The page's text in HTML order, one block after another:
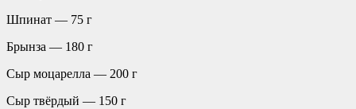
Шпинат — 75 г
Брынза — 180 г
Сыр моцарелла — 200 г
Сыр твёрдый — 150 г